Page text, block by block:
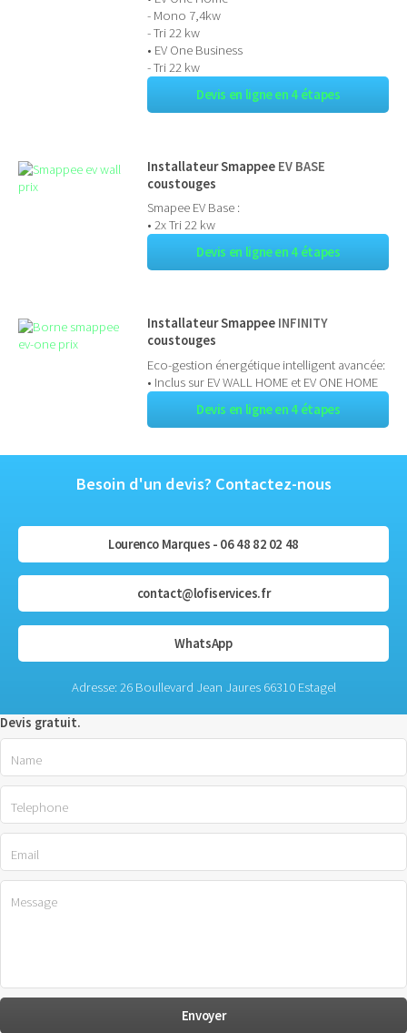
- Mono 7,4kw
- Tri 22 kw
• EV One Business
- Tri 22 kw
Devis en ligne en 4 étapes
Installateur Smappee EV BASE
coustouges
Smapee EV Base :
• 2x Tri 22 kw
Devis en ligne en 4 étapes
Installateur Smappee INFINITY
coustouges
Eco-gestion énergétique intelligent avancée:
• Inclus sur EV WALL HOME et EV ONE HOME
Devis en ligne en 4 étapes
Besoin d'un devis? Contactez-nous
Lourenco Marques - 06 48 82 02 48
contact@lofiservices.fr
WhatsApp
Adresse: 26 Boullevard Jean Jaures 66310 Estagel
Devis gratuit.